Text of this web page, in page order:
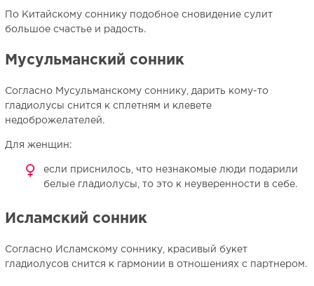
По Китайскому соннику подобное сновидение сулит
большое счастье и радость.
Мусульманский сонник
Согласно Мусульманскому соннику, дарить кому-то
гладиолусы снится к сплетням и клевете
недоброжелателей.
Для женщин:
если приснилось, что незнакомые люди подарили
белые гладиолусы, то это к неуверенности в себе.
Исламский сонник
Согласно Исламскому соннику, красивый букет
гладиолусов снится к гармонии в отношениях с партнером.